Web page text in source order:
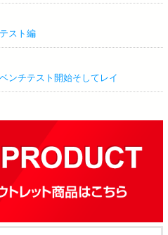
スト編
チテスト開始そしてレイ